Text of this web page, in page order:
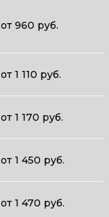
от 960 руб.
от 1 110 руб.
от 1 170 руб.
от 1 450 руб.
от 1 470 руб.